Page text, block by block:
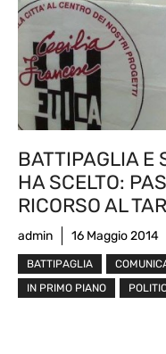
BATTIPAGLIA E
HA SCELTO:
RICORSO AL TAR
admin 16 Maggio 2014
BATTIPAGLIA
IN PRIMO PIANO